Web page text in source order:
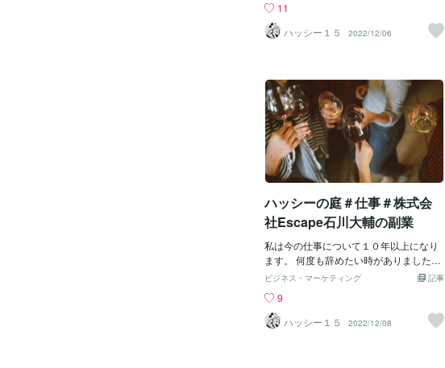
ドカップに想像が及ばないくらいの努力
を してきてますよね 「お疲れ様でした！
またここから頑張ってください」と お伝
たら、わからない人の気持ちが汲めなく
なった でも 仕事ができるようになった人
と作った諸々の作品やデザインは とても
素敵な物が出来上がって嬉しかった そう
いう喜びはスポーツで勝のと一緒かな い
つまでもいろんな場面で感動と喜びを味
わいたいですね 副業はサポート対応もよ
くて、作業効率もあがってきたのか ７０
００円くらい収益がでました
11
ハッシー１５
2022/12/06
ハッシーの庭＃仕事＃株式会
社Escape石川大輔の副業
私は今の仕事について１０年以上になり
ます。 何度も辞めたい時がありました。
その度に仕事をやり始めた頃の自分を思
経つと仕事をやり始めた頃の記憶が薄れ
てきてて... 久しぶりに会った友達と話を
して思い出したり いつも行ってたお店へ
記事
ビジネス・マーケティング
9
ハッシー１５
2022/12/08